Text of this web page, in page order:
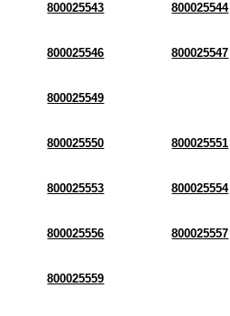
800025543 800025544
800025546 800025547
800025549
800025550 800025551
800025553 800025554
800025556 800025557
800025559